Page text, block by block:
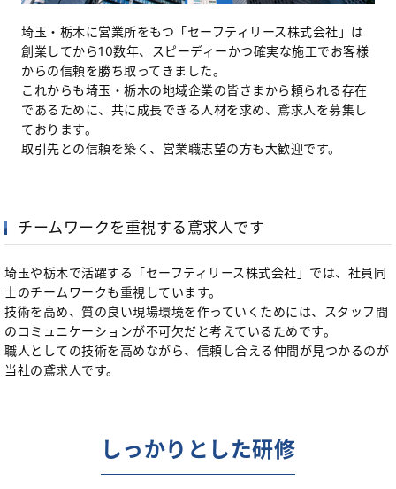
埼玉・栃木に営業所をもつ「セーフティリース株式会社」は
創業してから10数年、スピーディーかつ確実な施工でお客様
からの信頼を勝ち取ってきました。
これからも埼玉・栃木の地域企業の皆さまから頼られる存在
であるために、共に成長できる人材を求め、鳶求人を募集し
ております。
取引先との信頼を築く、営業職志望の方も大歓迎です。
チームワークを重視する鳶求人です
埼玉や栃木で活躍する「セーフティリース株式会社」では、社員同
士のチームワークも重視しています。
技術を高め、質の良い現場環境を作っていくためには、スタッフ間
のコミュニケーションが不可欠だと考えているためです。
職人としての技術を高めながら、信頼し合える仲間が見つかるのが
当社の鳶求人です。
しっかりとした研修